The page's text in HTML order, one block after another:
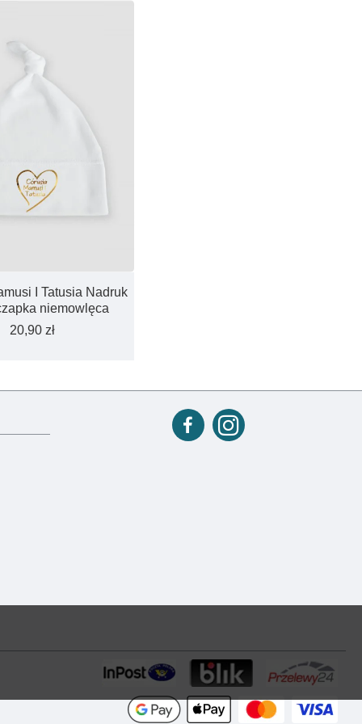
I Tatusia Nadruk
niemowlęca
20,90 zł